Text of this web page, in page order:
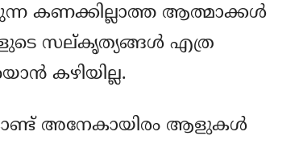
കണക്കില്ലാത്ത ആത്മാക്കള്‍‍
സല്കൃത്യങ്ങള്‍ എത്ര
കഴിയില്ല.
അനേകായിരം ആളുകള്‍